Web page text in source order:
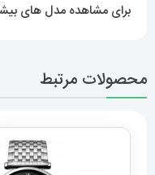
برای مشاهده مدل های
محصولات مرتبط